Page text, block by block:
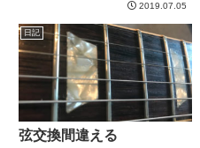
てるのか。ともかく、すごいで
す。はい、もうすごい。きっとこ
の人のチャンネルには他にすごい
のもあると思ってちょっとだけ見
た...
2019.07.05
日記
弦交換間違える